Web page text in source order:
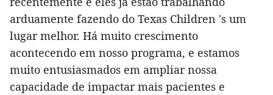
arduamente fazendo do Texas Children 's um
lugar melhor. Há muito crescimento
acontecendo em nosso programa, e estamos
muito entusiasmados em ampliar nossa
capacidade de impactar mais pacientes e